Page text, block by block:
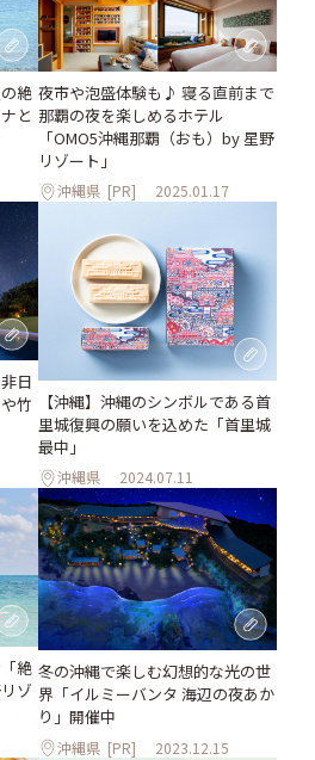
絶
と
夜市や泡盛体験も♪ 寝る直前まで
那覇の夜を楽しめるホテル
「OMO5沖縄那覇（おも）by 星野
リゾート」
沖縄県 [PR] 2025.01.17
日
竹
【沖縄】沖縄のシンボルである首
里城復興の願いを込めた「首里城
最中」
沖縄県 2024.07.11
絶
ゾ
冬の沖縄で楽しむ幻想的な光の世
界「イルミーバンタ 海辺の夜あか
り」開催中
沖縄県 [PR] 2023.12.15